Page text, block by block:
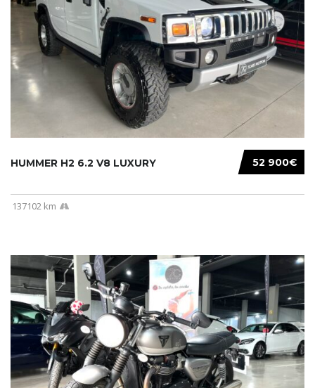
52 900€
HUMMER H2 6.2 V8 LUXURY
137102 km